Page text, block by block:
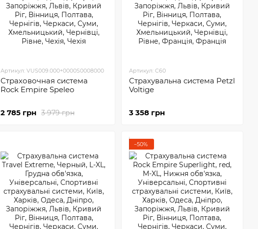
Артикул: VUS009.000+0000S0008000
Страховочная система
Rock Empire Speleo
3 979 грн
2 785 грн
Артикул: C60
Страхувальна система Petzl
Voltige
3 358 грн
−50%